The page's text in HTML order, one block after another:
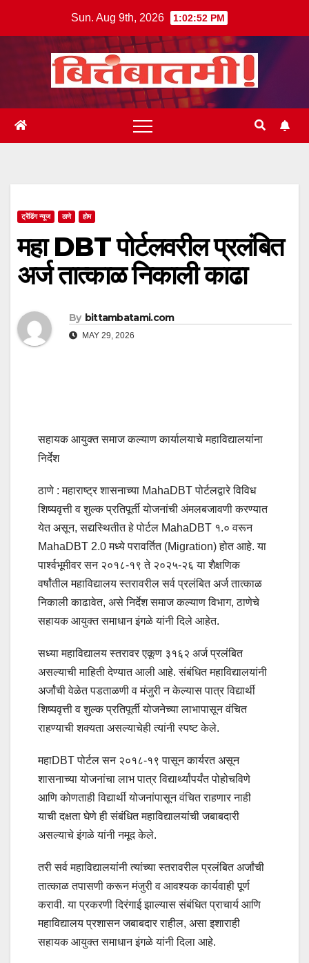
Sun. Aug 9th, 2026 1:02:53 PM
ट्रेंडिंग न्यूज ठाणे होम
महा DBT पोर्टलवरील प्रलंबित
अर्ज तात्काळ निकाली काढा
By bittambatami.com
MAY 29, 2026
सहायक आयुक्त समाज कल्याण कार्यालयाचे महाविद्यालयांना
निर्देश
ठाणे : महाराष्ट्र शासनाच्या MahaDBT पोर्टलद्वारे विविध
शिष्यवृत्ती व शुल्क प्रतिपूर्ती योजनांची अंमलबजावणी करण्यात
येत असून, सद्यस्थितीत हे पोर्टल MahaDBT १.० वरून
MahaDBT 2.0 मध्ये परावर्तित (Migration) होत आहे. या
पार्श्वभूमीवर सन २०१८-१९ ते २०२५-२६ या शैक्षणिक
वर्षांतील महाविद्यालय स्तरावरील सर्व प्रलंबित अर्ज तात्काळ
निकाली काढावेत, असे निर्देश समाज कल्याण विभाग, ठाणेचे
सहायक आयुक्त समाधान इंगळे यांनी दिले आहेत.
सध्या महाविद्यालय स्तरावर एकूण ३१६२ अर्ज प्रलंबित
असल्याची माहिती देण्यात आली आहे. संबंधित महाविद्यालयांनी
अर्जांची वेळेत पडताळणी व मंजुरी न केल्यास पात्र विद्यार्थी
शिष्यवृत्ती व शुल्क प्रतिपूर्ती योजनेच्या लाभापासून वंचित
राहण्याची शक्यता असल्याचेही त्यांनी स्पष्ट केले.
महाDBT पोर्टल सन २०१८-१९ पासून कार्यरत असून
शासनाच्या योजनांचा लाभ पात्र विद्यार्थ्यांपर्यंत पोहोचविणे
आणि कोणताही विद्यार्थी योजनांपासून वंचित राहणार नाही
याची दक्षता घेणे ही संबंधित महाविद्यालयांची जबाबदारी
असल्याचे इंगळे यांनी नमूद केले.
तरी सर्व महाविद्यालयांनी त्यांच्या स्तरावरील प्रलंबित अर्जांची
तात्काळ तपासणी करून मंजुरी व आवश्यक कार्यवाही पूर्ण
करावी. या प्रकरणी दिरंगाई झाल्यास संबंधित प्राचार्य आणि
महाविद्यालय प्रशासन जबाबदार राहील, असा इशाराही
सहायक आयुक्त समाधान इंगळे यांनी दिला आहे.